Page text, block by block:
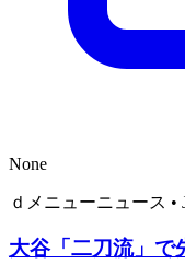
None
ｄメニューニュース •
大谷「二刀流」で